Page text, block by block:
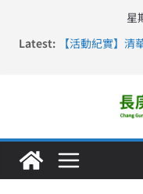
星
Latest:
【活動紀實】
長庚科大連四年
深化永續醫療
長庚科大護理系
金牌暨雙特別獎